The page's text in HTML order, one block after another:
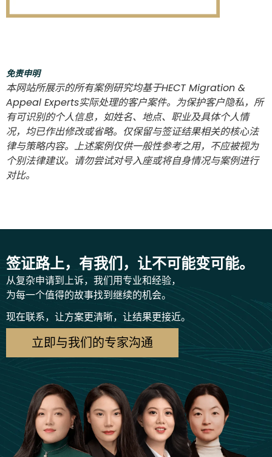
免责申明
本网站所展示的所有案例研究均基于HECT Migration &
Appeal Experts实际处理的客户案件。为保护客户隐私，所
有可识别的个人信息，如姓名、地点、职业及具体个人情
况，均已作出修改或省略。仅保留与签证结果相关的核心法
律与策略内容。上述案例仅供一般性参考之用，不应被视为
个别法律建议。请勿尝试对号入座或将自身情况与案例进行
对比。
签证路上，有我们，让不可能变可能。
从复杂申请到上诉，我们用专业和经验，
为每一个值得的故事找到继续的机会。
现在联系，让方案更清晰，让结果更接近。
立即与我们的专家沟通